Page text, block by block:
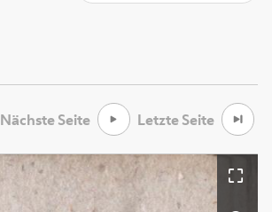
Nächste Seite Letzte Seite